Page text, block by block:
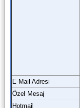
E-Mail Adresi
Özel Mesaj
Hotmail